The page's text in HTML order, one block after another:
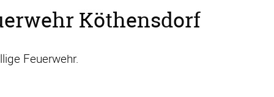
Köthensdorf
Feuerwehr.